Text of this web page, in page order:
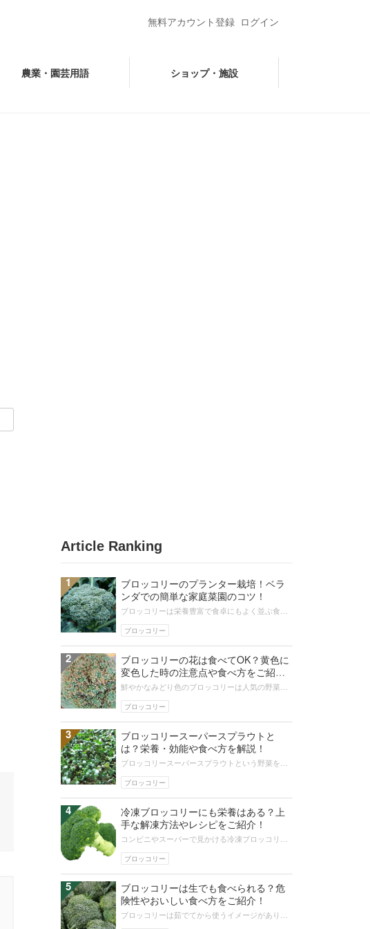
無料アカウント登録 ログイン
農業・園芸用語 ショップ・施設
Article Ranking
1
ブロッコリー
ブロッコリーのプランター栽培！ベラ
ンダでの簡単な家庭菜園のコツ！
ブロッコリーは栄養豊富で食卓にもよく並ぶ食材
リー栽培は、実は家庭菜園初心者でも...
2
ブロッコリー
ブロッコリーの花は食べてOK？黄色に
変色した時の注意点や食べ方をご紹
介！
鮮やかなみどり色のブロッコリーは人気の野菜で
った時に食べても大丈夫かと心配にな...
3
ブロッコリー
ブロッコリースーパースプラウトと
は？栄養・効能や食べ方を解説！
ブロッコリースーパースプラウトという野菜をご
違うの？と思われる方も多いかもしれ...
4
ブロッコリー
冷凍ブロッコリーにも栄養はある？上
手な解凍方法やレシピをご紹介！
コンビニやスーパーで見かける冷凍ブロッコリー
し、冷凍食品はまずい・栄養がないと...
5
ブロッコリーは生でも食べられる？危
険性やおいしい食べ方をご紹介！
ブロッコリーは茹でてから使うイメージがありま